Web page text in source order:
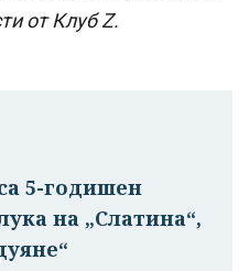
от Клуб Z.
5-годишен
на „Слатина“,